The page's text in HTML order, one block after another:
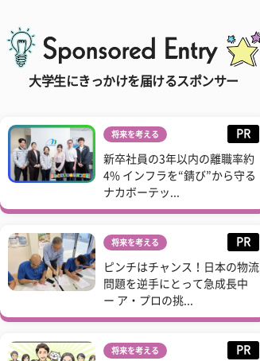
大学生にきっかけを届けるスポンサー
将来を考える PR
新卒社員の3年以内の離職率約
4% インフラを“錆び”から守る
ナカボーテッ...
将来を考える PR
ピンチはチャンス！日本の物流
問題を逆手にとって急成長中
ー ア・プロの挑...
将来を考える PR